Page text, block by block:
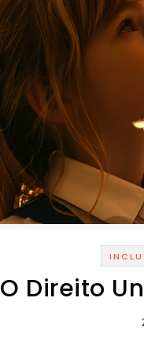
O Direito